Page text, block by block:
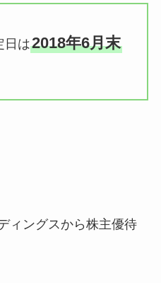
日は2018年6月末
ィングスから株主優待